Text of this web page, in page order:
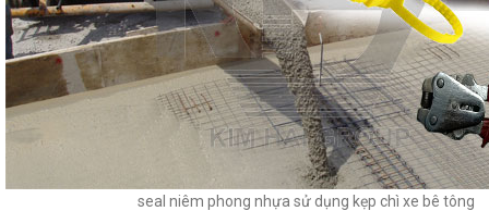
seal niêm phong nhựa sử dụng kẹp chì xe bê tông